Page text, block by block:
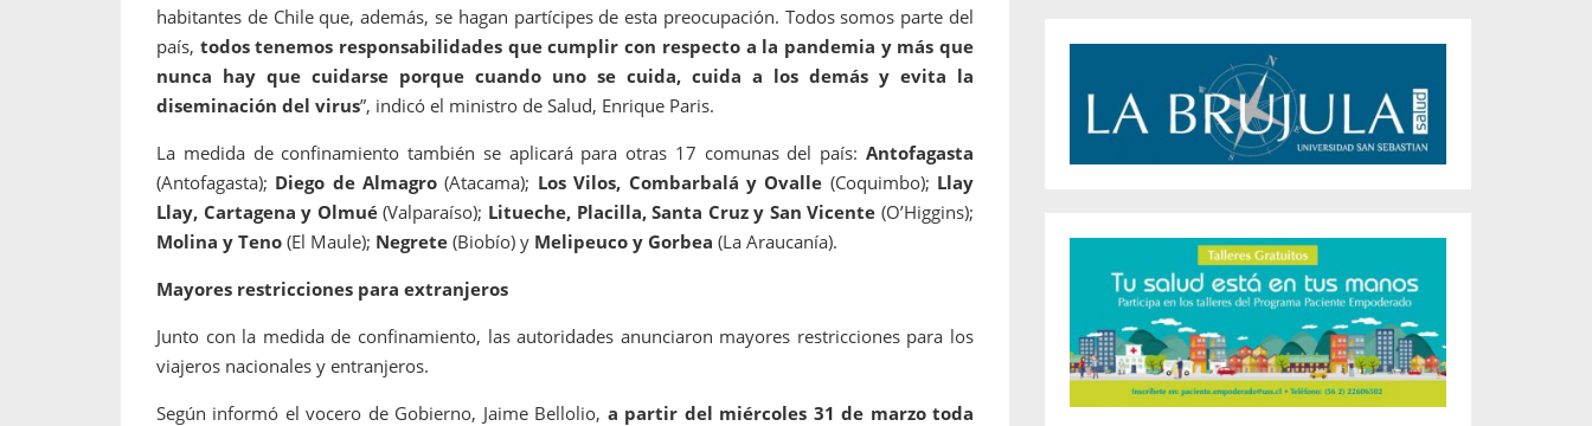
habitantes de Chile que, además, se hagan partícipes de esta preocupación. Todos somos parte del
país, todos tenemos responsabilidades que cumplir con respecto a la pandemia y más que
nunca hay que cuidarse porque cuando uno se cuida, cuida a los demás y evita la
diseminación del virus”, indicó el ministro de Salud, Enrique Paris.
La medida de confinamiento también se aplicará para otras 17 comunas del país: Antofagasta
(Antofagasta); Diego de Almagro (Atacama); Los Vilos, Combarbalá y Ovalle (Coquimbo); Llay
Llay, Cartagena y Olmué(Valparaíso); Litueche, Placilla, Santa Cruz y San Vicente(O’Higgins);
Molina y Teno (El Maule); Negrete (Biobío) y Melipeuco y Gorbea (La Araucanía).
Mayores restricciones para extranjeros
Junto con la medida de confinamiento, las autoridades anunciaron mayores restricciones para los
viajeros nacionales y entranjeros.
Según informó el vocero de Gobierno, Jaime Bellolio, a partir del miércoles 31 de marzo toda